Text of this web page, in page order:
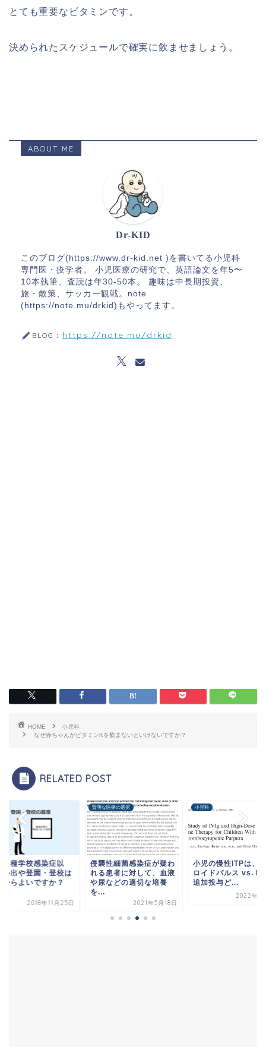
とても重要なビタミンです。
決められたスケジュールで確実に飲ませましょう。
ABOUT ME
Dr-KID
このブログ(https://www.dr-kid.net )を書いてる小児科
専門医・疫学者。 小児医療の研究で、英語論文を年5〜
10本執筆、査読は年30-50本。 趣味は中長期投資、
旅・散策、サッカー観戦。note
(https://note.mu/drkid)もやってます。
BLOG： https://note.mu/drkid
HOME
小児科
なぜ赤ちゃんがビタミンKを飲まないといけないですか？
RELATED POST
２種学校感染症以
外出や登園・登校は
からよいですか？
...
2018年11月25日
賢明な医療の選択
侵襲性細菌感染症が疑わ
れる患者に対して、血液
や尿などの適切な培養
を...
2021年5月18日
小児科
小児の慢性ITPは、
ロイドパルス vs.
追加投与ど...
2022年11